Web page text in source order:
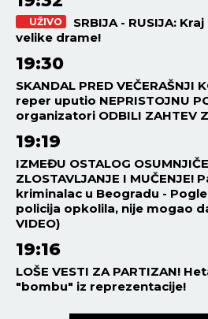
UŽIVO
SRBIJA - RUSIJA:
velike drame!
19:30
SKANDAL PRED VEČERAŠNJI
reper uputio NEPRISTOJNU
organizatori ODBILI ZAHTEV
19:19
IZMEĐU OSTALOG
ZLOSTAVLJANJE I MUČENJE!
kriminalac u Beogradu -
policija opkolila, nije mogao
VIDEO)
19:16
LOŠE VESTI ZA PARTIZAN!
"bombu" iz reprezentacije!